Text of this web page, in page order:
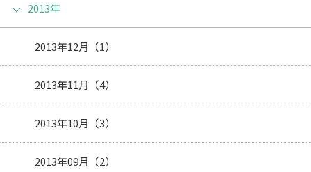
2013年
2013年12月（1）
2013年11月（4）
2013年10月（3）
2013年09月（2）